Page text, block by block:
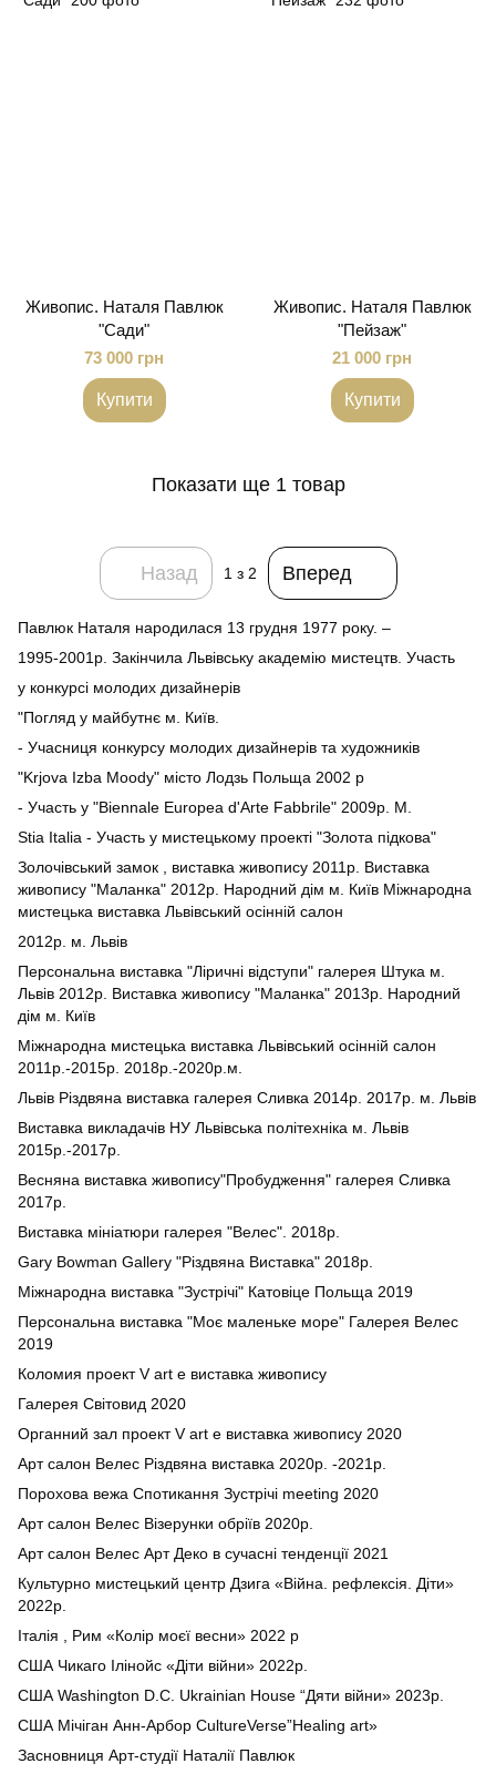
Живопис. Наталя Павлюк
"Сади"
73 000 грн
Купити
Живопис. Наталя Павлюк
"Пейзаж"
21 000 грн
Купити
Показати ще 1 товар
Назад 1 з 2 Вперед
Павлюк Наталя народилася 13 грудня 1977 року. –
1995-2001р. Закінчила Львівську академію мистецтв. Участь
у конкурсі молодих дизайнерів
"Погляд у майбутнє м. Київ.
- Учасниця конкурсу молодих дизайнерів та художників
"Krjova Izba Moody" місто Лодзь Польща 2002 р
- Участь у "Biennale Europea d'Arte Fabbrile" 2009p. M.
Stia Italia - Участь у мистецькому проекті "Золота підкова"
Золочівський замок , виставка живопису 2011р. Виставка
живопису "Маланка" 2012р. Народний дім м. Київ Міжнародна
мистецька виставка Львівський осінній салон
2012р. м. Львів
Персональна виставка "Ліричні відступи" галерея Штука м.
Львів 2012р. Виставка живопису "Маланка" 2013р. Народний
дім м. Київ
Міжнародна мистецька виставка Львівський осінній салон
2011р.-2015р. 2018р.-2020р.м.
Львів Різдвяна виставка галерея Сливка 2014р. 2017р. м. Львів
Виставка викладачів НУ Львівська політехніка м. Львів
2015р.-2017р.
Весняна виставка живопису"Пробудження" галерея Сливка
2017р.
Виставка мініатюри галерея "Велес". 2018р.
Gary Bowman Gallery "Різдвяна Виставка" 2018р.
Міжнародна виставка "Зустрічі" Катовіце Польща 2019
Персональна виставка "Моє маленьке море" Галерея Велес
2019
Коломия проект V art е виставка живопису
Галерея Світовид 2020
Органний зал проект V art е виставка живопису 2020
Арт салон Велес Різдвяна виставка 2020р. -2021р.
Порохова вежа Спотикання Зустрічі meeting 2020
Арт салон Велес Візерунки обріїв 2020р.
Арт салон Велес Арт Деко в сучасні тенденції 2021
Культурно мистецький центр Дзига «Війна. рефлексія. Діти»
2022р.
Італія , Рим «Колір моєї весни» 2022 р
США Чикаго Ілінойс «Діти війни» 2022р.
США Washington D.C. Ukrainian House “Дяти війни» 2023р.
США Мічіган Анн-Арбор CultureVerse”Healing art»
Засновниця Арт-студії Наталії Павлюк